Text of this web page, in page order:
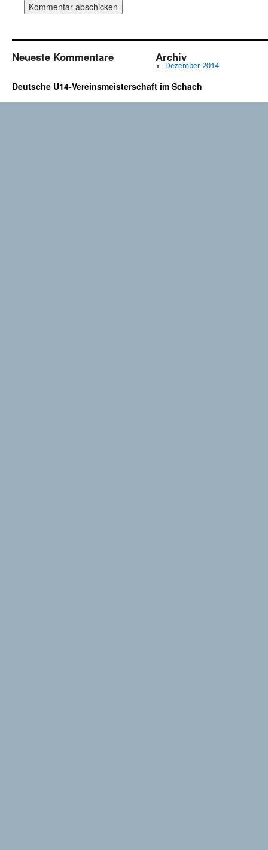
Neueste Kommentare Archiv
Dezember 2014
Deutsche U14-Vereinsmeisterschaft im Schach